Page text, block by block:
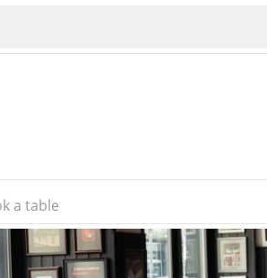
Veliko Tarnovo
a table